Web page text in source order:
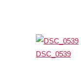
DSC_0539